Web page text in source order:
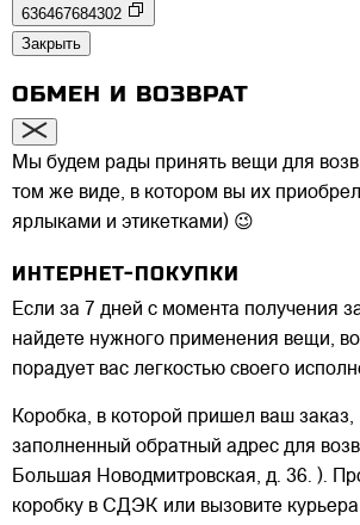
636467684302
Закрыть
ОБМЕН И ВОЗВРАТ
Мы будем рады принять вещи для
том же виде, в котором вы их
ярлыками и этикетками) 😉
ИНТЕРНЕТ-ПОКУПКИ
Если за 7 дней с момента получения
найдете нужного применения вещи,
порадует вас легкостью своего
Коробка, в которой пришел ваш заказ,
заполненный обратный адрес для
Большая Новодмитровская, д. 36. ).
коробку в СДЭК или вызовите